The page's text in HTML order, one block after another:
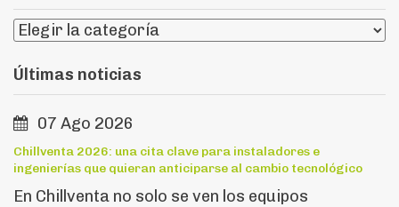
Últimas noticias
07 Ago 2026
Chillventa 2026: una cita clave para instaladores e
ingenierías que quieran anticiparse al cambio tecnológico
En Chillventa no solo se ven los equipos